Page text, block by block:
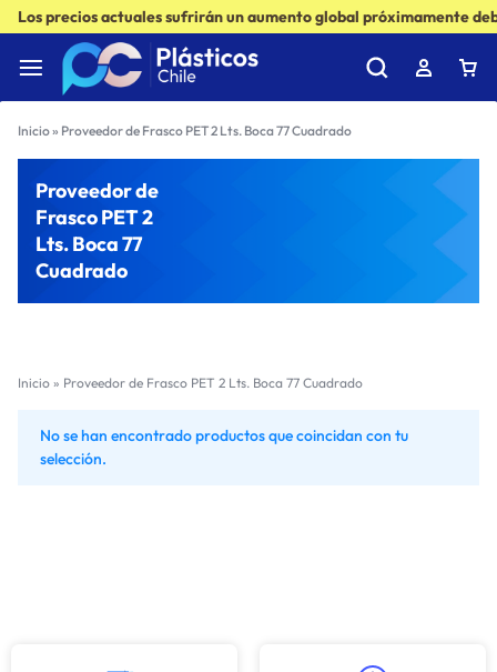
Los precios actuales sufrirán un aumento global próximamente
Inicio» Proveedor de Frasco PET 2 Lts. Boca 77 Cuadrado
Proveedor de
Frasco PET 2
Lts. Boca 77
Cuadrado
Inicio » Proveedor de Frasco PET 2 Lts. Boca 77 Cuadrado
No se han encontrado productos que coincidan con tu
selección.